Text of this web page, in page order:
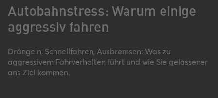
Autobahnstress: Warum einige
aggressiv fahren
Drängeln, Schnellfahren, Ausbremsen: Was zu
aggressivem Fahrverhalten führt und wie Sie gelassener
ans Ziel kommen.